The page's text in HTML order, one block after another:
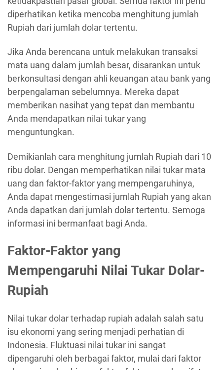
diperhatikan ketika mencoba menghitung jumlah
Rupiah dari jumlah dolar tertentu.
Jika Anda berencana untuk melakukan transaksi
mata uang dalam jumlah besar, disarankan untuk
berkonsultasi dengan ahli keuangan atau bank yang
berpengalaman sebelumnya. Mereka dapat
memberikan nasihat yang tepat dan membantu
Anda mendapatkan nilai tukar yang
menguntungkan.
Demikianlah cara menghitung jumlah Rupiah dari 10
ribu dolar. Dengan memperhatikan nilai tukar mata
uang dan faktor-faktor yang mempengaruhinya,
Anda dapat mengestimasi jumlah Rupiah yang akan
Anda dapatkan dari jumlah dolar tertentu. Semoga
informasi ini bermanfaat bagi Anda.
Faktor-Faktor yang
Mempengaruhi Nilai Tukar Dolar-
Rupiah
Nilai tukar dolar terhadap rupiah adalah salah satu
isu ekonomi yang sering menjadi perhatian di
Indonesia. Fluktuasi nilai tukar ini sangat
dipengaruhi oleh berbagai faktor, mulai dari faktor